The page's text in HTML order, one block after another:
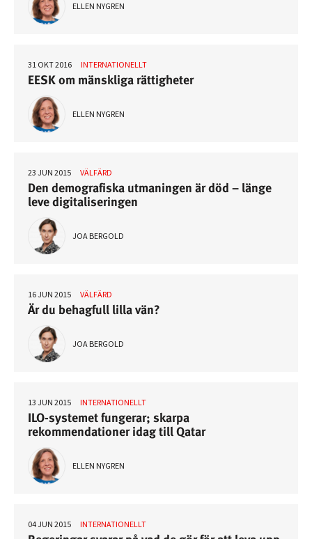
ELLEN NYGREN
31 OKT 2016 INTERNATIONELLT
EESK om mänskliga rättigheter
ELLEN NYGREN
23 JUN 2015 VÄLFÄRD
Den demografiska utmaningen är död – länge
leve digitaliseringen
JOA BERGOLD
16 JUN 2015 VÄLFÄRD
Är du behagfull lilla vän?
JOA BERGOLD
13 JUN 2015 INTERNATIONELLT
ILO-systemet fungerar; skarpa
rekommendationer idag till Qatar
ELLEN NYGREN
04 JUN 2015 INTERNATIONELLT